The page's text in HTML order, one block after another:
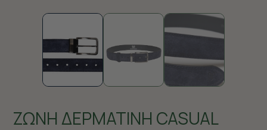
ΖΩΝΗ ΔΕΡΜΑΤΙΝΗ CASUAL